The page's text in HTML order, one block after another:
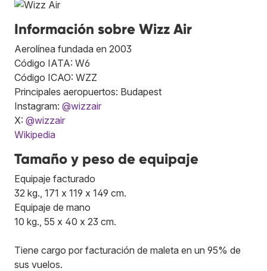
Información sobre Wizz Air
Aerolínea fundada en 2003
Código IATA: W6
Código ICAO: WZZ
Principales aeropuertos: Budapest
Instagram: @wizzair
X: @wizzair
Wikipedia
Tamaño y peso de equipaje
Equipaje facturado
32 kg., 171 x 119 x 149 cm.
Equipaje de mano
10 kg., 55 x 40 x 23 cm.
Tiene cargo por facturación de maleta en un 95% de
sus vuelos.